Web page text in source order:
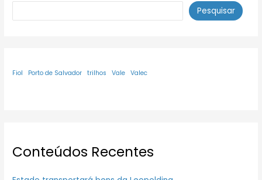
Pesquisar
Fiol Porto de Salvador trilhos Vale Valec
Conteúdos Recentes